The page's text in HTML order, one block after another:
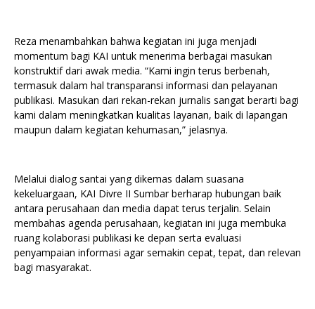
Reza menambahkan bahwa kegiatan ini juga menjadi
momentum bagi KAI untuk menerima berbagai masukan
konstruktif dari awak media. “Kami ingin terus berbenah,
termasuk dalam hal transparansi informasi dan pelayanan
publikasi. Masukan dari rekan-rekan jurnalis sangat berarti bagi
kami dalam meningkatkan kualitas layanan, baik di lapangan
maupun dalam kegiatan kehumasan,” jelasnya.
Melalui dialog santai yang dikemas dalam suasana
kekeluargaan, KAI Divre II Sumbar berharap hubungan baik
antara perusahaan dan media dapat terus terjalin. Selain
membahas agenda perusahaan, kegiatan ini juga membuka
ruang kolaborasi publikasi ke depan serta evaluasi
penyampaian informasi agar semakin cepat, tepat, dan relevan
bagi masyarakat.